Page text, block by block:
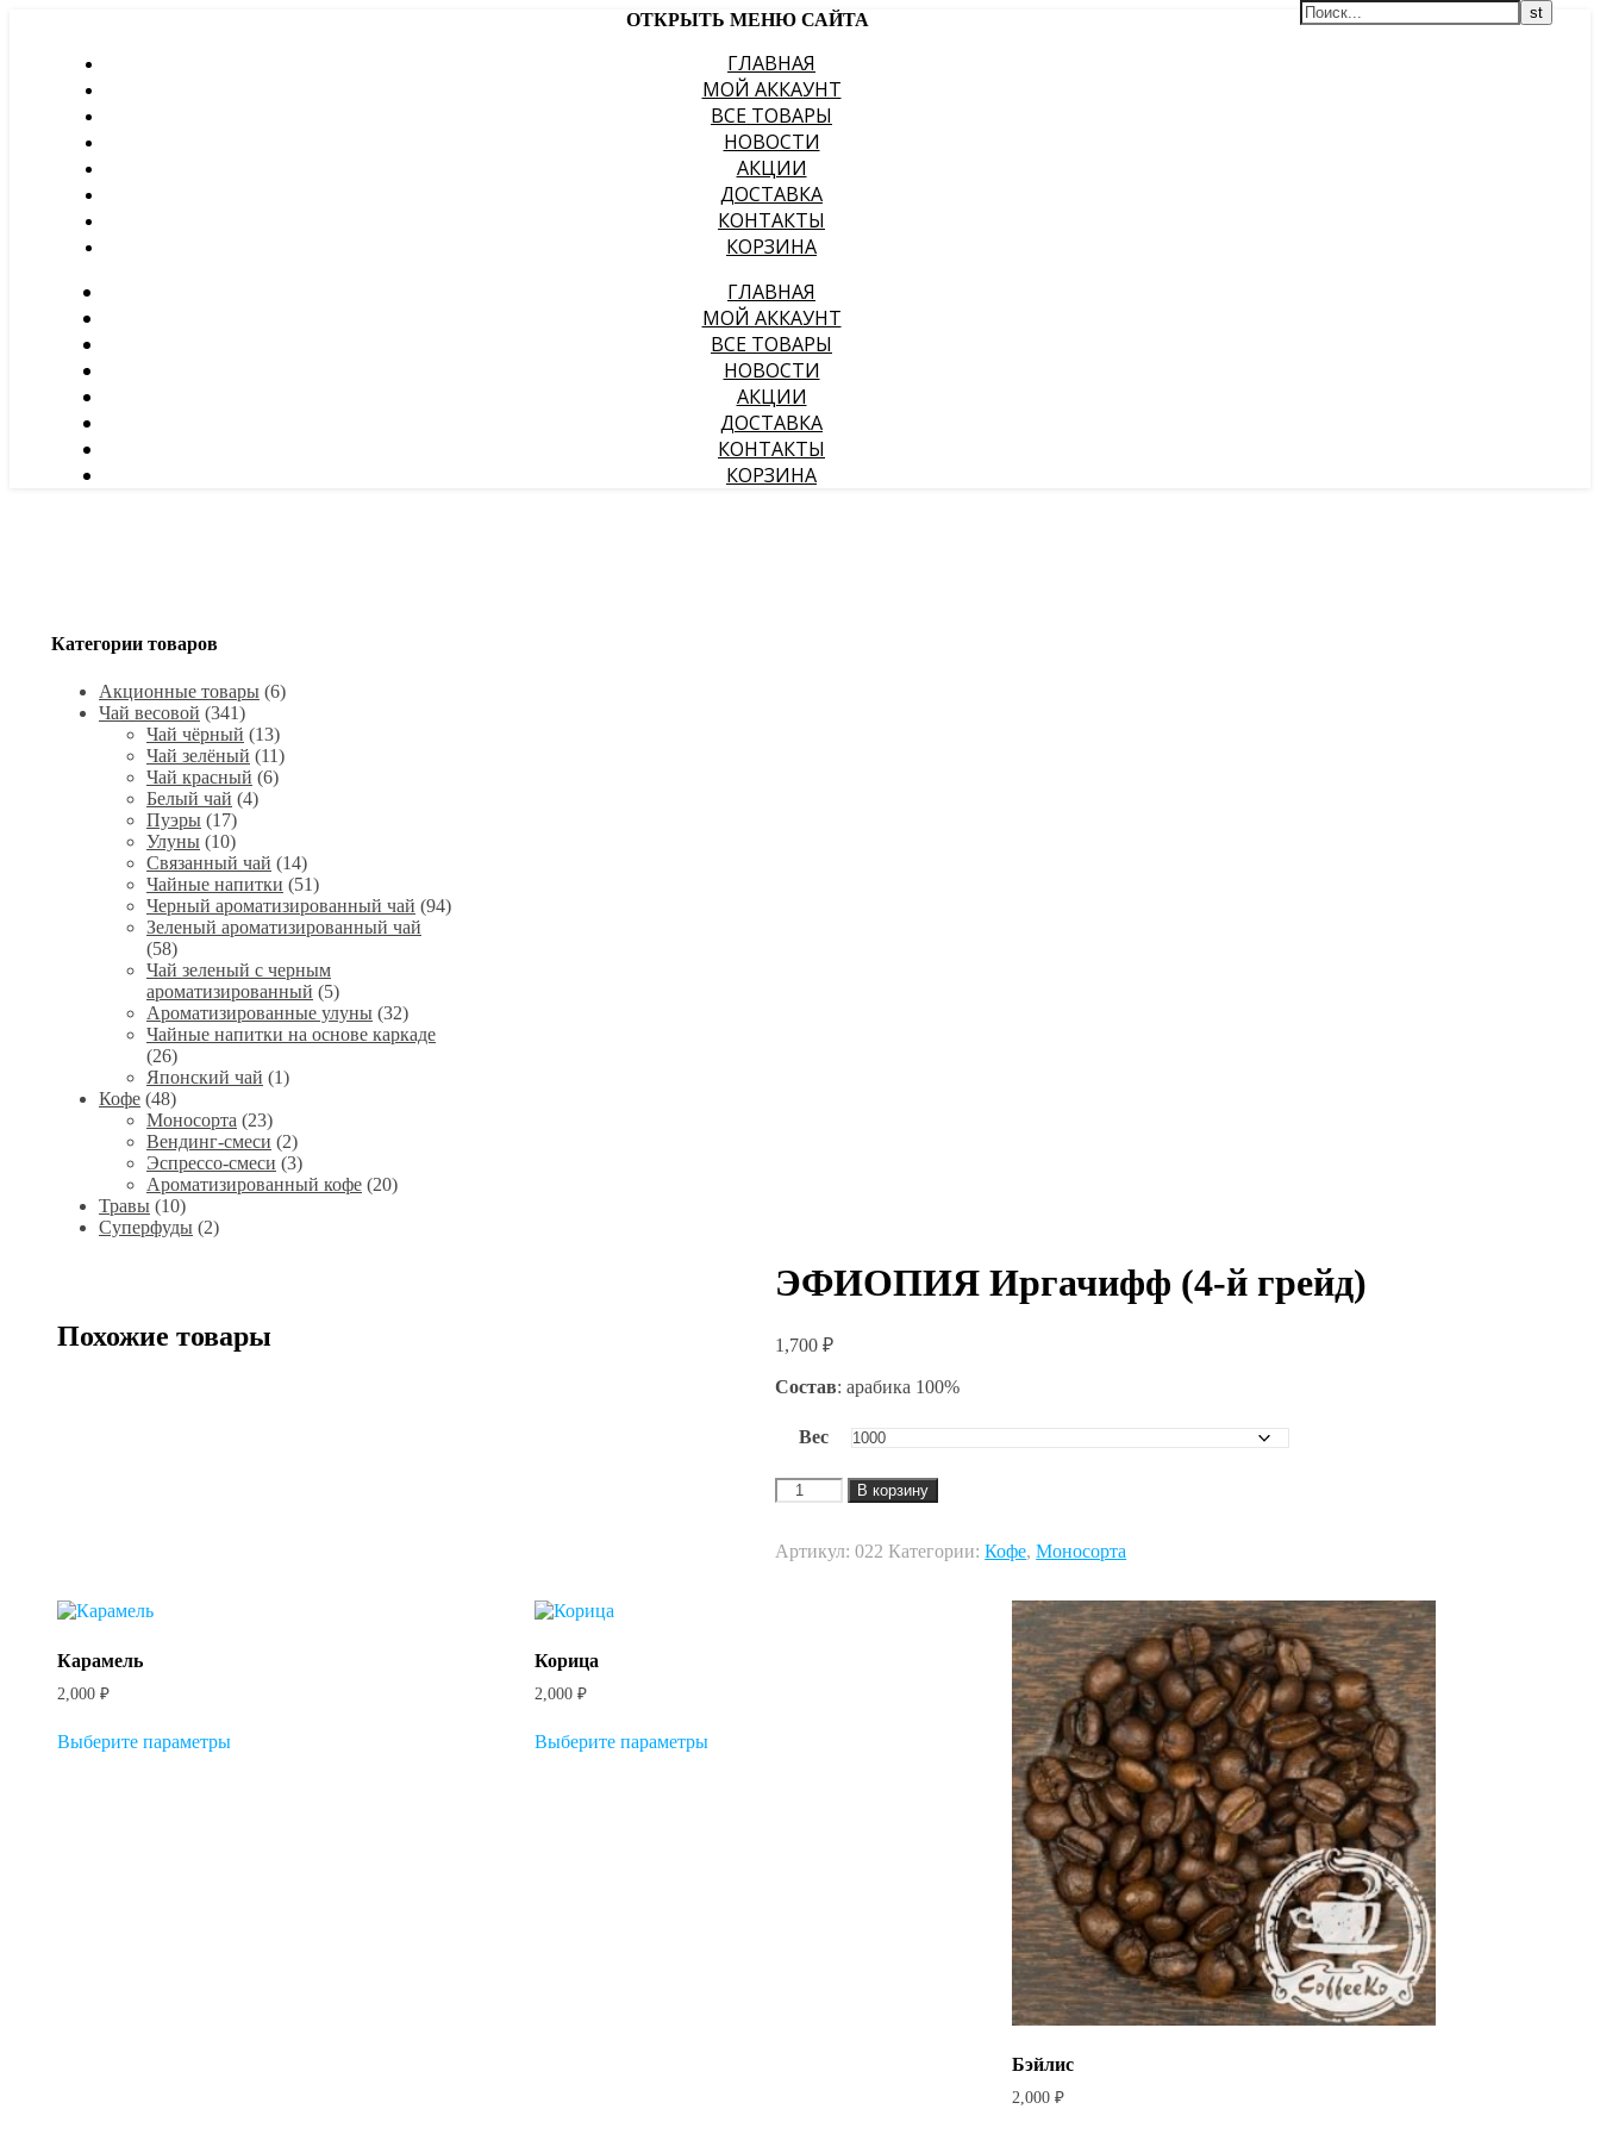
ОТКРЫТЬ МЕНЮ САЙТА
ГЛАВНАЯ
МОЙ АККАУНТ
ВСЕ ТОВАРЫ
НОВОСТИ
АКЦИИ
ДОСТАВКА
КОНТАКТЫ
КОРЗИНА
ГЛАВНАЯ
МОЙ АККАУНТ
ВСЕ ТОВАРЫ
НОВОСТИ
АКЦИИ
ДОСТАВКА
КОНТАКТЫ
КОРЗИНА
Категории товаров
Акционные товары (6)
Чай весовой (341)
Чай чёрный (13)
Чай зелёный (11)
Чай красный (6)
Белый чай (4)
Пуэры (17)
Улуны (10)
Связанный чай (14)
Чайные напитки (51)
Черный ароматизированный чай (94)
Зеленый ароматизированный чай
(58)
Чай зеленый с черным
ароматизированный (5)
Ароматизированные улуны (32)
Чайные напитки на основе каркаде
(26)
Японский чай (1)
Кофе (48)
Моносорта (23)
Вендинг-смеси (2)
Эспрессо-смеси (3)
Ароматизированный кофе (20)
Травы (10)
Суперфуды (2)
ЭФИОПИЯ Иргачифф (4-й грейд)
1,700₽
Состав: арабика 100%
Вес
Количество
товара
Иргачифф
В корзину
Артикул:022 Категории:Кофе,Моносорта
Похожие товары
Карамель
2,000 ₽
Выберите параметрытовар
Корица
2,000 ₽
Выберите параметрытовар
Бэйлис
2,000 ₽